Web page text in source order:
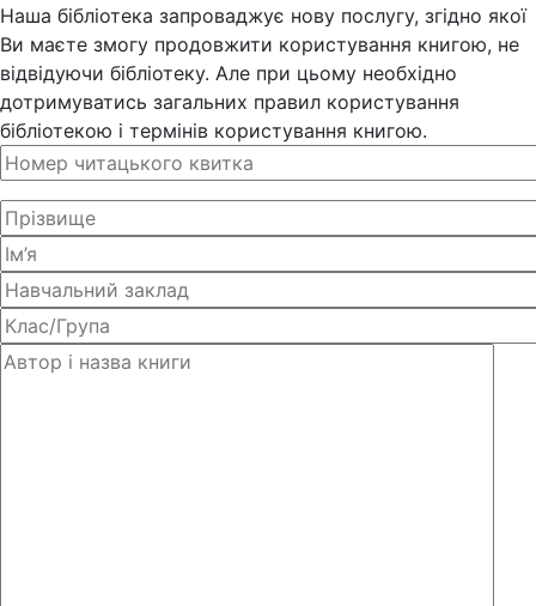
Наша бібліотека запроваджує нову послугу, згідно якої
Ви маєте змогу продовжити користування книгою, не
відвідуючи бібліотеку. Але при цьому необхідно
дотримуватись загальних правил користування
бібліотекою і термінів користування книгою.